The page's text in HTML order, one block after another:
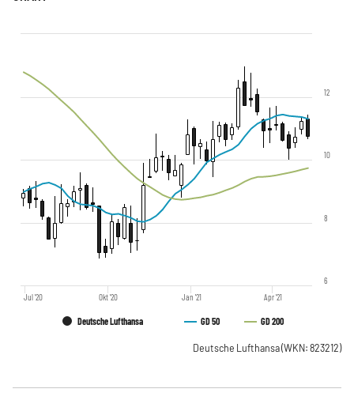
Deutsche Lufthansa GD 50 GD 200
Jul '20 Okt '20 Jan '21 Apr '21
6
8
10
12
Deutsche Lufthansa(WKN: 823212)